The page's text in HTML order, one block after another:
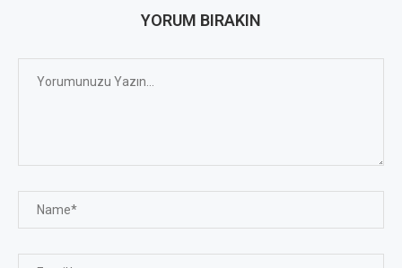
YORUM BIRAKIN